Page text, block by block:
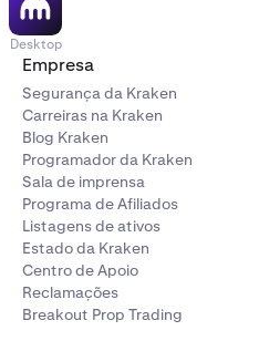
Desktop
Empresa
Segurança da Kraken
Carreiras na Kraken
Blog Kraken
Programador da Kraken
Sala de imprensa
Programa de Afiliados
Listagens de ativos
Estado da Kraken
Centro de Apoio
Reclamações
Breakout Prop Trading